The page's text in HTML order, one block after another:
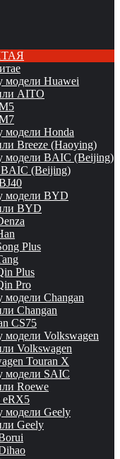
модели Huawei
AITO
модели Honda
Breeze (Haoying)
модели BAIC (Beijing)
(Beijing)
модели BYD
BYD
Plus
Plus
Pro
модели Changan
Changan
CS75
модели Volkswagen
Volkswagen
Touran X
модели SAIC
Roewe
eRX5
модели Geely
Geely